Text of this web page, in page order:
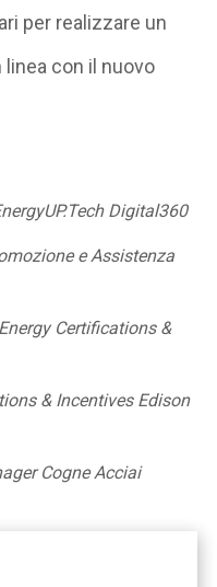
per realizzare un
con il nuovo
Digital360
e Assistenza
Certifications &
& Incentives Edison
Cogne Acciai